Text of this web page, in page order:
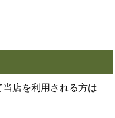
店を利用される方は